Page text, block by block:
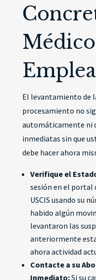
El levantamiento de
procesamiento no
automáticamente ni
inmediatas sin que
debe hacer ahora
Verifique el
sesión en el portal
USCIS usando su
habido algún
levantaron las
anteriormente
ahora actividad
Contacte a su
Inmediato:Si su